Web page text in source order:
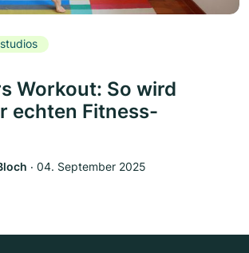
Workout: So wird
echten Fitness-
‧ 04. September 2025